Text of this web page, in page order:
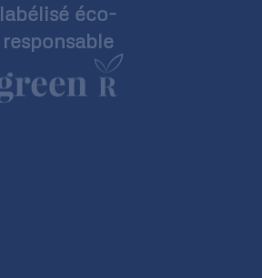
labélisé éco-
responsable